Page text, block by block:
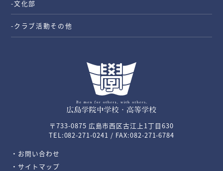
〒733-0875 広島市西区古江上1丁目630
TEL:082-271-0241 / FAX:082-271-6784
・お問い合わせ
・サイトマップ
-文化部
-クラブ活動その他